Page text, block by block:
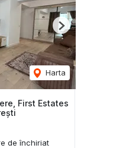
Harta
Next
First Estates
de închiriat